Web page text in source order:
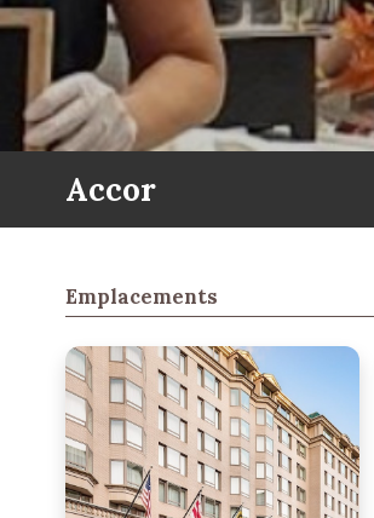
Accor
Emplacements